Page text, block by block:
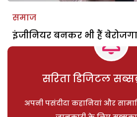
समाज
इंजीनियर बनकर भी हैं
सरिता डिजिटल
अपनी पसंदीदा कहानियां और